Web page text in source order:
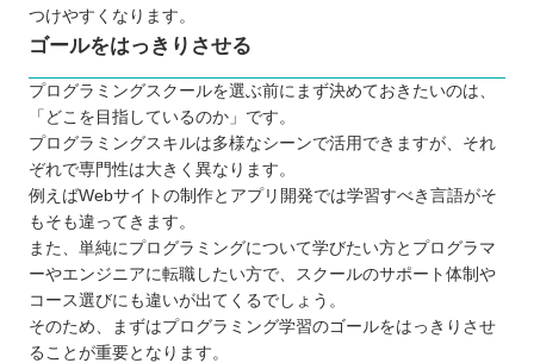
か
通うためのコストはどのくらいかかるか
サポートはどの程度行われているか
カリキュラムの質に満足できるか
プログラミングスクールに通う5つのメリット
独学よりもモチベーションを維持しやすい
相談相手が身近にいる
効率的な学習を実現できる
転職や就職が有利になる
実務に役立つスキルが身に付く
プログラミングスクールに通う3つのデメリット
つけやすくなります。
ゴールをはっきりさせる
プログラミングスクールを選ぶ前にまず決めておきたいのは、
「どこを目指しているのか」です。
プログラミングスキルは多様なシーンで活用できますが、それ
ぞれで専門性は大きく異なります。
例えばWebサイトの制作とアプリ開発では学習すべき言語がそ
もそも違ってきます。
また、単純にプログラミングについて学びたい方とプログラマ
ーやエンジニアに転職したい方で、スクールのサポート体制や
コース選びにも違いが出てくるでしょう。
そのため、まずはプログラミング学習のゴールをはっきりさせ
ることが重要となります。